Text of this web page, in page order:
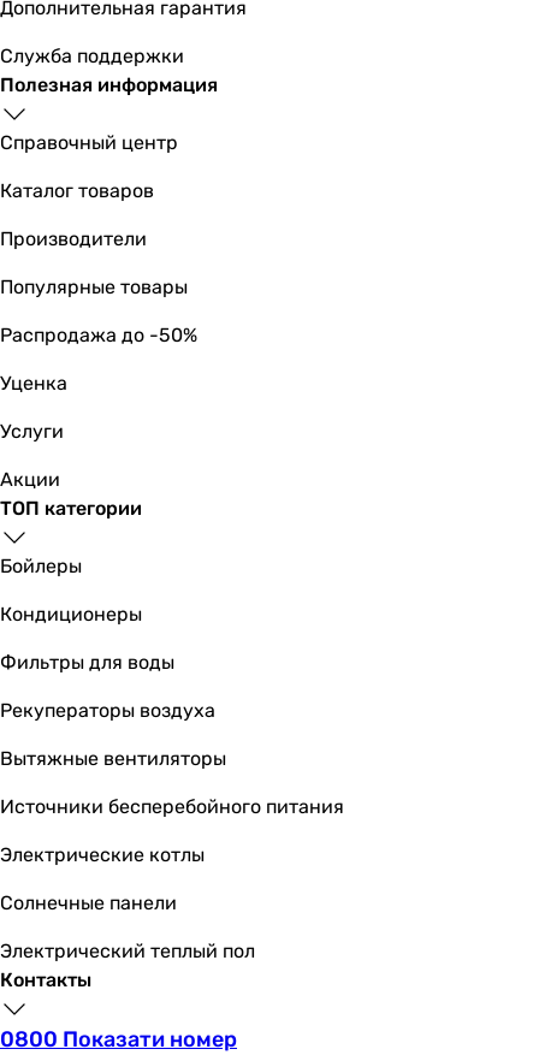
Дополнительная гарантия
Служба поддержки
Полезная информация
Справочный центр
Каталог товаров
Производители
Популярные товары
Распродажа до -50%
Уценка
Услуги
Акции
ТОП категории
Бойлеры
Кондиционеры
Фильтры для воды
Рекуператоры воздуха
Вытяжные вентиляторы
Источники бесперебойного питания
Электрические котлы
Солнечные панели
Электрический теплый пол
Контакты
0800 Показати номер